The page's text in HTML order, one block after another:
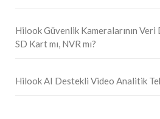
Hilook Güvenlik Kameralarının
SD Kart mı, NVR mı?
Hilook AI Destekli Video Analitik